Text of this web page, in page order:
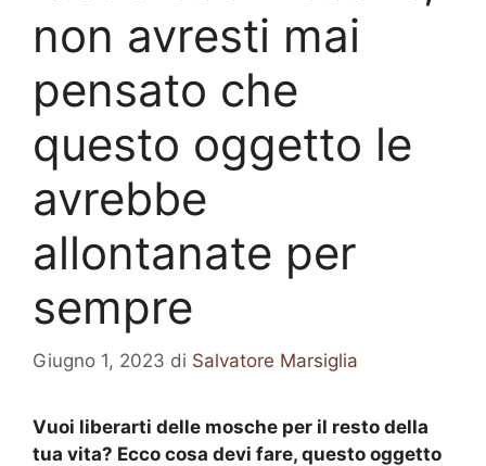
non avresti mai
pensato che
questo oggetto le
avrebbe
allontanate per
sempre
Giugno 1, 2023 di Salvatore Marsiglia
Vuoi liberarti delle mosche per il resto della
tua vita? Ecco cosa devi fare, questo oggetto